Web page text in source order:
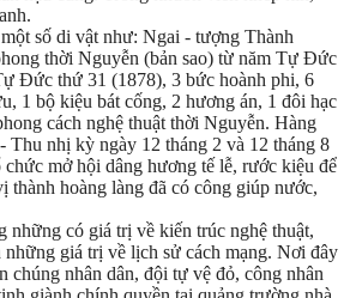
số di vật như: Ngai - tượng Thành
thời Nguyễn (bản sao) từ năm Tự Đức
Đức thứ 31 (1878), 3 bức hoành phi, 6
1 bộ kiệu bát cống, 2 hương án, 1 đôi hạc
cách nghệ thuật thời Nguyễn. Hàng
Thu nhị kỳ ngày 12 tháng 2 và 12 tháng 8
mở hội dâng hương tế lễ, rước kiệu để
thành hoàng làng đã có công giúp nước,
có giá trị về kiến trúc nghệ thuật,
những giá trị về lịch sử cách mạng. Nơi đây
chúng nhân dân, đội tự vệ đỏ, công nhân